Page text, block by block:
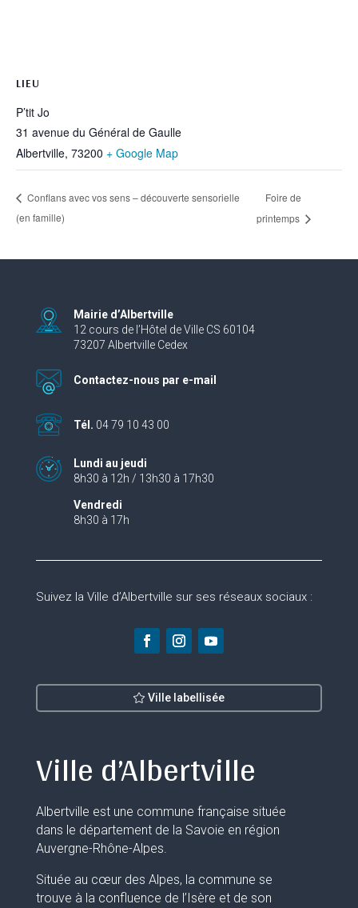
LIEU
P’tit Jo
31 avenue du Général de Gaulle
Albertville, 73200 + Google Map
Conflans avec vos sens – découverte sensorielle
(en famille)
Foire de
printemps
Mairie d’Albertville
12 cours de l’Hôtel de Ville CS 60104
73207 Albertville Cedex
Contactez-nous par e-mail
Tél. 04 79 10 43 00
Lundi au jeudi
8h30 à 12h / 13h30 à 17h30
Vendredi
8h30 à 17h
Suivez la Ville d’Albertville sur ses réseaux sociaux :
Ville labellisée
Ville d’Albertville
Albertville est une commune française située
dans le département de la Savoie en région
Auvergne-Rhône-Alpes.
Située au cœur des Alpes, la commune se
trouve à la confluence de l’Isère et de son